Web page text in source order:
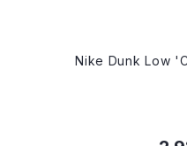
Nike Dunk Low